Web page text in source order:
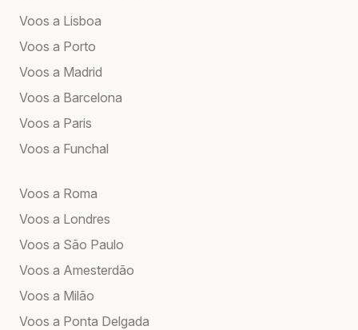
Voos a Lisboa
Voos a Porto
Voos a Madrid
Voos a Barcelona
Voos a Paris
Voos a Funchal
Voos a Roma
Voos a Londres
Voos a São Paulo
Voos a Amesterdão
Voos a Milão
Voos a Ponta Delgada